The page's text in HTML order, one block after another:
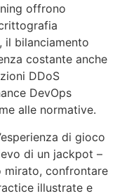
offrono
il bilanciamento
costante anche
DDoS
DevOps
alle normative.
di gioco
di un jackpot –
mirato, confrontare
illustrate e